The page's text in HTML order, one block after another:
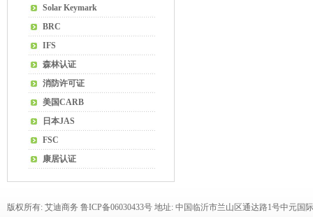
Solar Keymark
BRC
IFS
森林认证
消防许可证
美国CARB
日本JAS
FSC
康居认证
版权所有: 艾迪商务 鲁ICP备06030433号 地址: 中国临沂市兰山区通达路1号中元国